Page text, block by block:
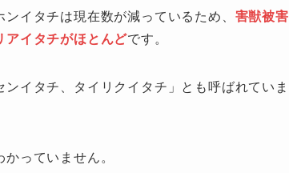
イタチは現在数が減っているため、 害獣被害
アイタチがほとんどです。
イタチ、タイリクイタチ」とも呼ばれていま
っていません。